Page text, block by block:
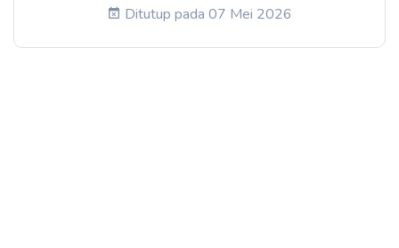
Ditutup pada 07 Mei 2026